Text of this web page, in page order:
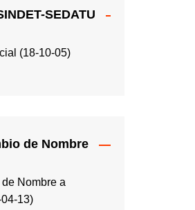
SEDATU
(18-10-05)
de Nombre
Nombre a
13)